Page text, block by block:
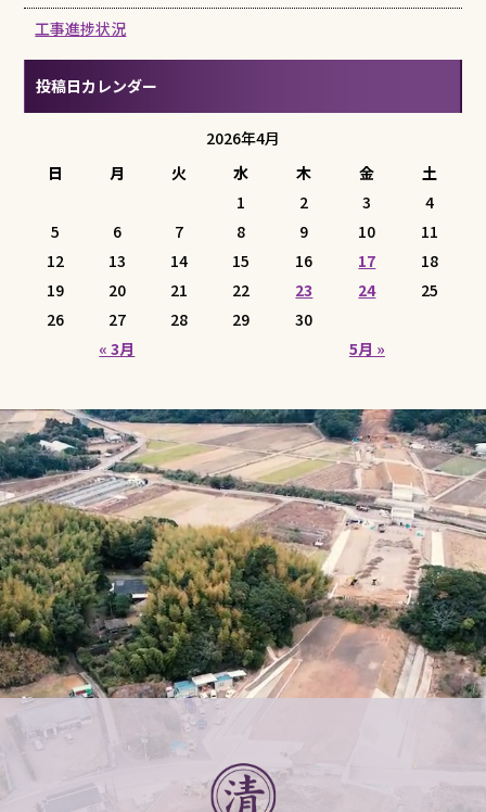
工事進捗状況
投稿日カレンダー
2026年4月
日
月 火 水 木 金 土
« 3月 5月 »
1 2 3
4
5
6 7 8 9 10
11
12
13 14 15 16 17
18
19
20 21 22 23 24
25
26
27 28 29 30